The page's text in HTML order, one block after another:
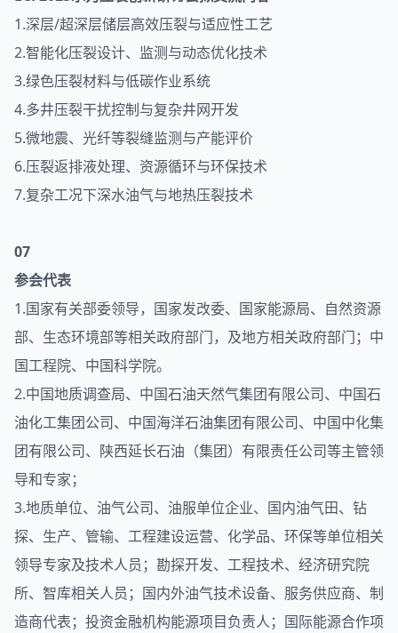
1.深层/超深层储层高效压裂与适应性工艺
2.智能化压裂设计、监测与动态优化技术
3.绿色压裂材料与低碳作业系统
4.多井压裂干扰控制与复杂井网开发
5.微地震、光纤等裂缝监测与产能评价
6.压裂返排液处理、资源循环与环保技术
7.复杂工况下深水油气与地热压裂技术
07
参会代表
1.国家有关部委领导，国家发改委、国家能源局、自然资源
部、生态环境部等相关政府部门，及地方相关政府部门；中
国工程院、中国科学院。
2.中国地质调查局、中国石油天然气集团有限公司、中国石
油化工集团公司、中国海洋石油集团有限公司、中国中化集
团有限公司、陕西延长石油（集团）有限责任公司等主管领
导和专家；
3.地质单位、油气公司、油服单位企业、国内油气田、钻
探、生产、管输、工程建设运营、化学品、环保等单位相关
领导专家及技术人员；勘探开发、工程技术、经济研究院
所、智库相关人员；国内外油气技术设备、服务供应商、制
造商代表；投资金融机构能源项目负责人；国际能源合作项